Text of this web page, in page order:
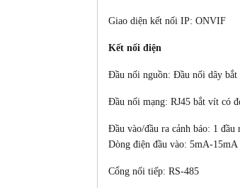
Giao diện kết nối IP: ONVIF
Kết nối điện
Đầu nối nguồn: Đầu nối dây
Đầu nối mạng: RJ45 bắt vít có
Đầu vào/đầu ra cảnh báo: 1
Dòng điện đầu vào: 5mA-15mA
Cổng nối tiếp: RS-485